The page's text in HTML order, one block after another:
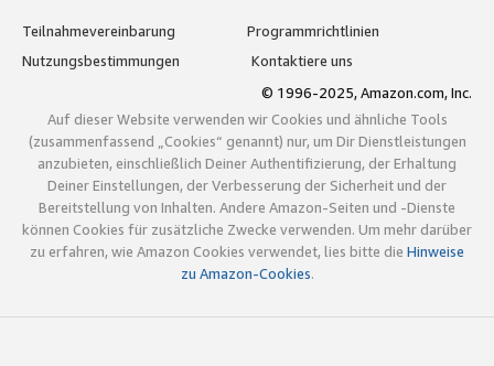
Teilnahmevereinbarung
Programmrichtlinien
Nutzungsbestimmungen
Kontaktiere uns
© 1996-2025, Amazon.com, Inc.
Auf dieser Website verwenden wir Cookies und ähnliche Tools
(zusammenfassend „Cookies“ genannt) nur, um Dir Dienstleistungen
anzubieten, einschließlich Deiner Authentifizierung, der Erhaltung
Deiner Einstellungen, der Verbesserung der Sicherheit und der
Bereitstellung von Inhalten. Andere Amazon-Seiten und -Dienste
können Cookies für zusätzliche Zwecke verwenden. Um mehr darüber
zu erfahren, wie Amazon Cookies verwendet, lies bitte die Hinweise
zu Amazon-Cookies.